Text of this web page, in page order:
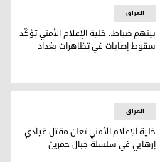
تؤكّد سقوط إصابات في
العراق
بينهم ضباط.. خلية الإعلام الأمني تؤكّد
سقوط إصابات في تظاهرات بغداد
العراق
خلية الإعلام الأمني تعلن مقتل قيادي
إرهابي في سلسلة جبال حمرين